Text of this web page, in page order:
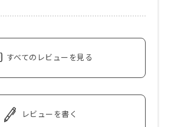
すべてのレビューを見る
レビューを書く